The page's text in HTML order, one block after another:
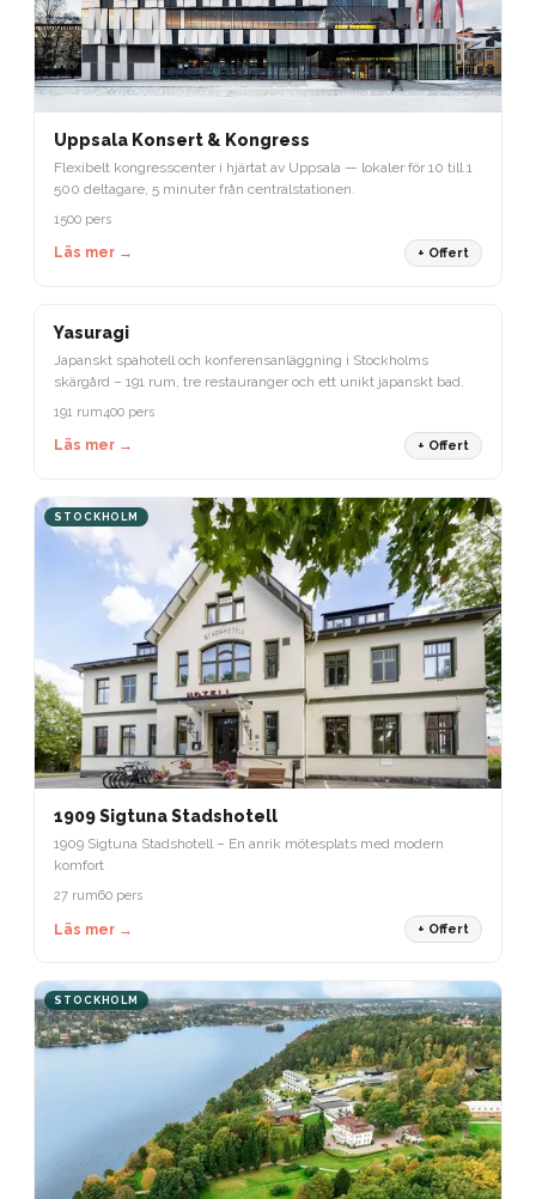
Uppsala Konsert & Kongress
Flexibelt kongresscenter i hjärtat av Uppsala — lokaler för 10 till 1
500 deltagare, 5 minuter från centralstationen.
1500 pers
Läs mer → + Offert
STOCKHOLM
Yasuragi
Japanskt spahotell och konferensanläggning i Stockholms
skärgård – 191 rum, tre restauranger och ett unikt japanskt bad.
191 rum400 pers
Läs mer → + Offert
STOCKHOLM
1909 Sigtuna Stadshotell
1909 Sigtuna Stadshotell – En anrik mötesplats med modern
komfort
27 rum60 pers
Läs mer → + Offert
STOCKHOLM